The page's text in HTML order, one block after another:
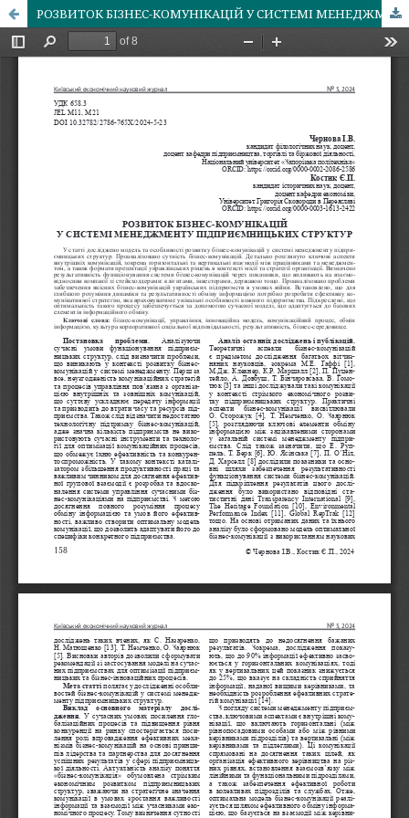
РОЗВИТОК БІЗНЕС-КОМУНІКАЦІЙ У СИСТЕМІ МЕНЕДЖМЕНТУ ПІДПРИЄМНИЦЬКИХ СТРУКТУР